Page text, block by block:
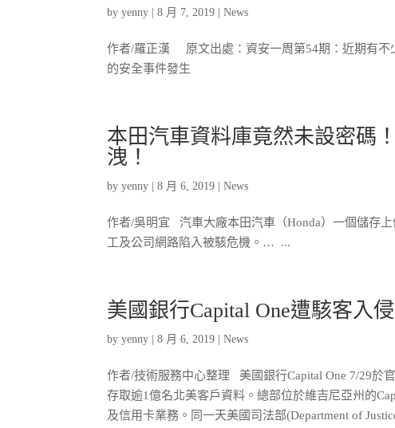
byyenny |8 月 7, 2019 |News
作者/羅正漢 原文出處：資安一周第54期：近期有不
的安全事件發生
本田汽車資料庫竟然未設密碼
洩！
byyenny |8 月 6, 2019 |News
作者/吳明宜 汽車大廠本田汽車（Honda）一個儲存上
工及公司網路陷入被駭危機。… ...
美國銀行Capital One遭駭客入侵
byyenny |8 月 6, 2019 |News
作者/技術服務中心整理 美國銀行Capital One 7/29於
存取逾1億名北美客戶資料。總部位於維吉尼亞州的
及信用卡業務。同一天美國司法部(Department of